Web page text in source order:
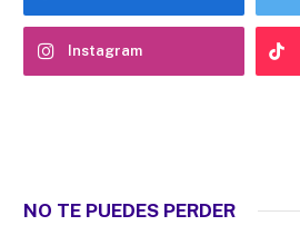
Instagram
NO TE PUEDES PERDER